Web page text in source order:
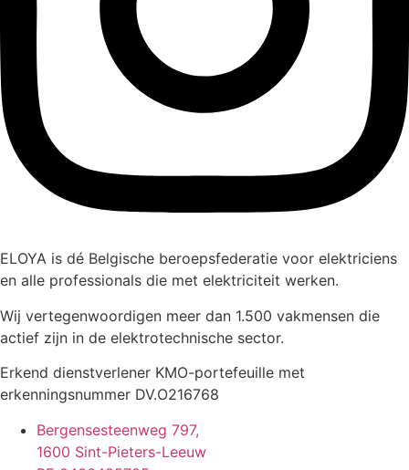
ELOYA is dé Belgische beroepsfederatie voor elektriciens
en alle professionals die met elektriciteit werken.
Wij vertegenwoordigen meer dan 1.500 vakmensen die
actief zijn in de elektrotechnische sector.
Erkend dienstverlener KMO-portefeuille met
erkenningsnummer DV.O216768
Bergensesteenweg 797,
1600 Sint-Pieters-Leeuw